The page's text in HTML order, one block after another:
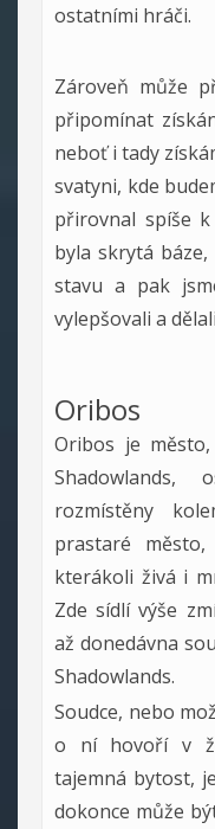
ostatními hráči.
Zároveň může
připomínat
neboť i tady
svatyni, kde
přirovnal spíše
byla skrytá
stavu a pak
vylepšovali a
Oribos
Oribos je
rozmístěny
prastaré
kterákoli živá i
Zde sídlí výše
až donedávna
Shadowlands.
Soudce, nebo
o ní hovoří v
tajemná bytost,
dokonce může